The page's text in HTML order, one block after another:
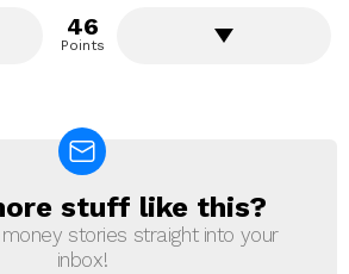
46
Points
stuff like this?
stories straight into your
inbox!